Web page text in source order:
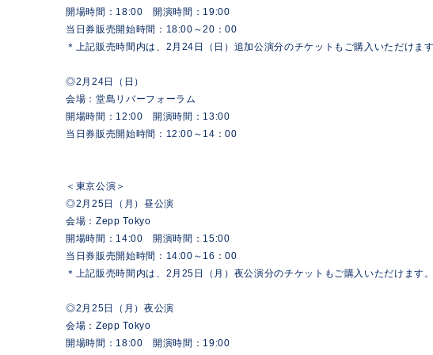
開場時間：18:00 開演時間：19:00
当日券販売開始時間：18:00～20：00
＊上記販売時間内は、2月24日（日）追加公演分のチケットもご購入いただけま
◎2月24日（日）
会場：堂島リバーフォーラム
開場時間：12:00 開演時間：13:00
当日券販売開始時間：12:00～14：00
＜東京公演＞
◎2月25日（月）昼公演
会場：Zepp Tokyo
開場時間：14:00 開演時間：15:00
当日券販売開始時間：14:00～16：00
＊上記販売時間内は、2月25日（月）夜公演分のチケットもご購入いただけます
◎2月25日（月）夜公演
会場：Zepp Tokyo
開場時間：18:00 開演時間：19:00